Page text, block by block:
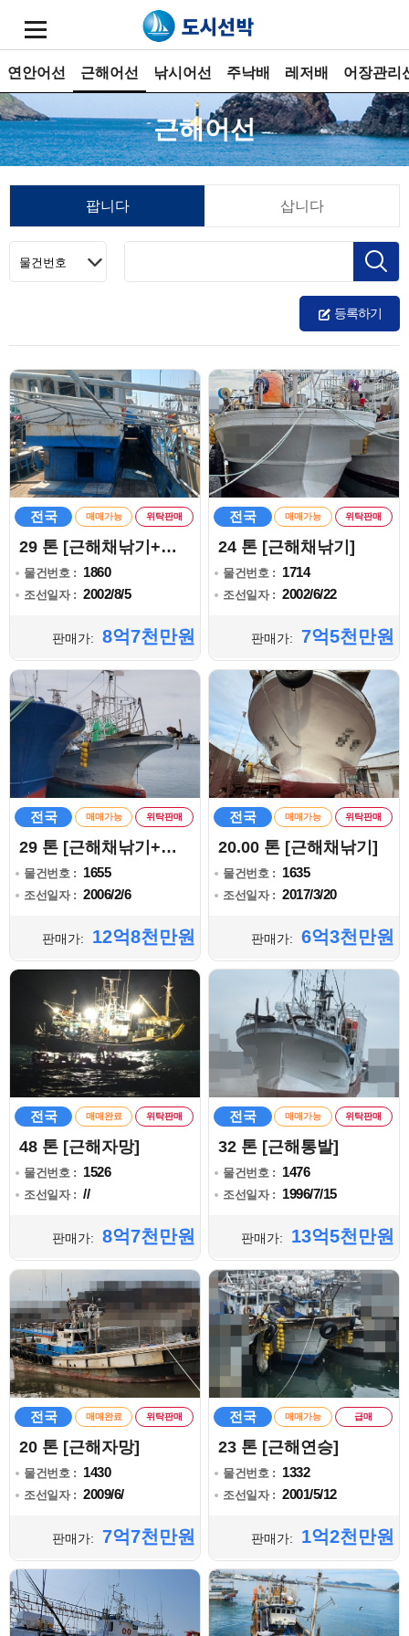
연안어선 근해어선 낚시어선 주낙배 레저배 어장관리
근해어선
팝니다 삽니다
등록하기
전국 매매가능 위탁판매
29 톤 [근해채낚기+자망]
물건번호 : 1860
조선일자 : 2002/8/5
판매가: 8억7천만원
전국 매매가능 위탁판매
24 톤 [근해채낚기]
물건번호 : 1714
조선일자 : 2002/6/22
판매가: 7억5천만원
전국 매매가능 위탁판매
29 톤 [근해채낚기+자망+통발]
물건번호 : 1655
조선일자 : 2006/2/6
판매가: 12억8천만원
전국 매매가능 위탁판매
20.00 톤 [근해채낚기]
물건번호 : 1635
조선일자 : 2017/3/20
판매가: 6억3천만원
전국 매매완료 위탁판매
48 톤 [근해자망]
물건번호 : 1526
조선일자 : //
판매가: 8억7천만원
전국 매매가능 위탁판매
32 톤 [근해통발]
물건번호 : 1476
조선일자 : 1996/7/15
판매가: 13억5천만원
전국 매매완료 위탁판매
20 톤 [근해자망]
물건번호 : 1430
조선일자 : 2009/6/
판매가: 7억7천만원
전국 매매가능 급매
23 톤 [근해연승]
물건번호 : 1332
조선일자 : 2001/5/12
판매가: 1억2천만원